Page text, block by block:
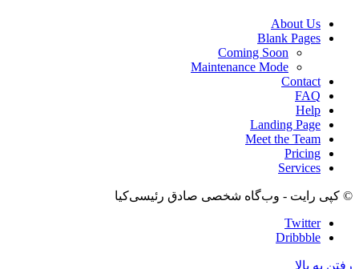
About Us
Blank Pages
Coming Soon
Maintenance Mode
Contact
FAQ
Help
Landing Page
Meet the Team
Pricing
Services
© کپی رایت - وب‌گاه شخصی صادق رئیسی‌کیا
Twitter
Dribbble
رفتن به بالا